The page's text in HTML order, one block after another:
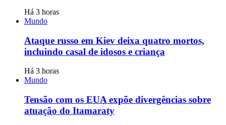
Há 3 horas
Mundo
Ataque russo em Kiev deixa quatro mortos,
incluindo casal de idosos e criança
Há 3 horas
Mundo
Tensão com os EUA expõe divergências sobre
atuação do Itamaraty